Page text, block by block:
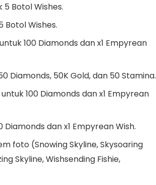
Botol Wishes.
Botol Wishes.
100 Diamonds dan x1 Empyrean
Diamonds, 50K Gold, dan 50 Stamina.
100 Diamonds dan x1 Empyrean
dan x1 Empyrean Wish.
foto (Snowing Skyline, Skysoaring
Skyline, Wishsending Fishie,